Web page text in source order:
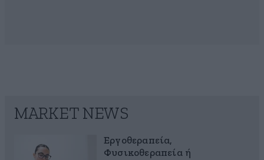
MARKET NEWS
Εργοθεραπεία,
Φυσικοθεραπεία ή